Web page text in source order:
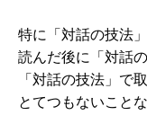
特に「対話の技法
読んだ後に「対話
「対話の技法」で
とてつもないこと